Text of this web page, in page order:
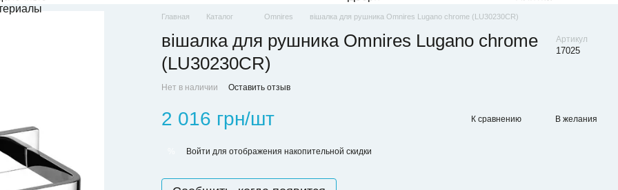
Главная Каталог Omnires вішалка для рушника Omnires Lugano chrome (LU30230CR)
вішалка для рушника Omnires Lugano chrome
(LU30230CR)
Артикул
17025
Нет в наличии Оставить отзыв
2 016 грн/шт К сравнению В желания
Войти для отображения накопительной скидки